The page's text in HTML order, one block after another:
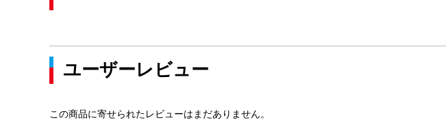
ユーザーレビュー
この商品に寄せられたレビューはまだありません。